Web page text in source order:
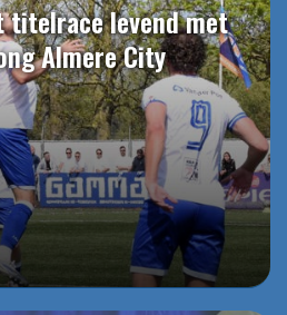
titelrace levend met
Almere City